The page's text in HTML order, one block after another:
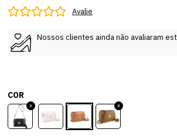
Avalie
Nossos clientes ainda não avaliaram
COR